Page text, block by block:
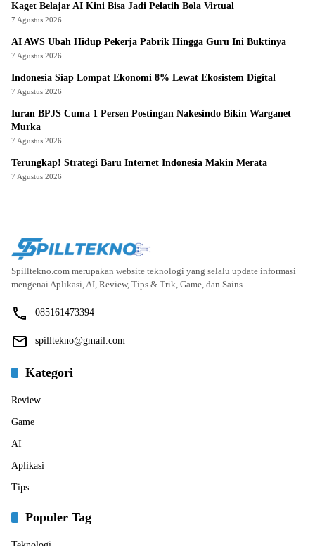
Kaget Belajar AI Kini Bisa Jadi Pelatih Bola Virtual
7 Agustus 2026
AI AWS Ubah Hidup Pekerja Pabrik Hingga Guru Ini Buktinya
7 Agustus 2026
Indonesia Siap Lompat Ekonomi 8% Lewat Ekosistem Digital
7 Agustus 2026
Iuran BPJS Cuma 1 Persen Postingan Nakesindo Bikin Warganet
Murka
7 Agustus 2026
Terungkap! Strategi Baru Internet Indonesia Makin Merata
7 Agustus 2026
Spilltekno.com merupakan website teknologi yang selalu update informasi
mengenai Aplikasi, AI, Review, Tips & Trik, Game, dan Sains.
085161473394
spilltekno@gmail.com
Kategori
Review
Game
AI
Aplikasi
Tips
Populer Tag